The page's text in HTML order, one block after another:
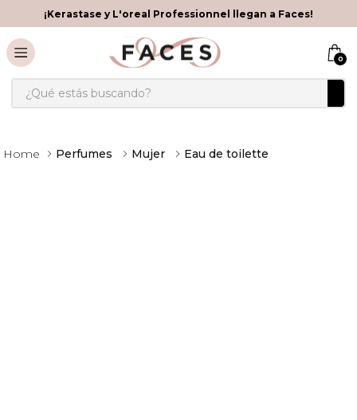
¡Kerastase y L'oreal Professionnel llegan a Faces!
0
¿Qué estás buscando?
Perfumes Mujer Eau de toilette